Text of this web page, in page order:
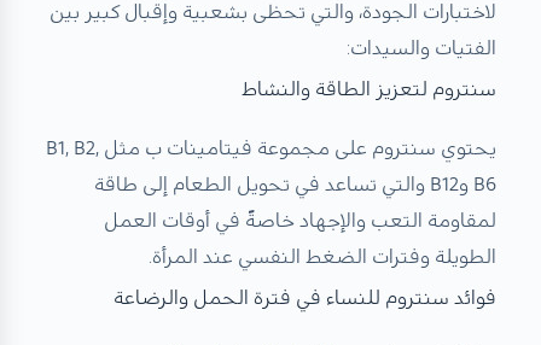
لاختبارات الجودة، والتي تحظى بشعبية وإقبال كبير بين
الفتيات والسيدات:
سنتروم لتعزيز الطاقة والنشاط
يحتوي سنتروم على مجموعة فيتامينات ب مثل B1, B2,
B6 وB12 والتي تساعد في تحويل الطعام إلى طاقة
لمقاومة التعب والإجهاد خاصةً في أوقات العمل
الطويلة وفترات الضغط النفسي عند المرأة.
فوائد سنتروم للنساء في فترة الحمل والرضاعة